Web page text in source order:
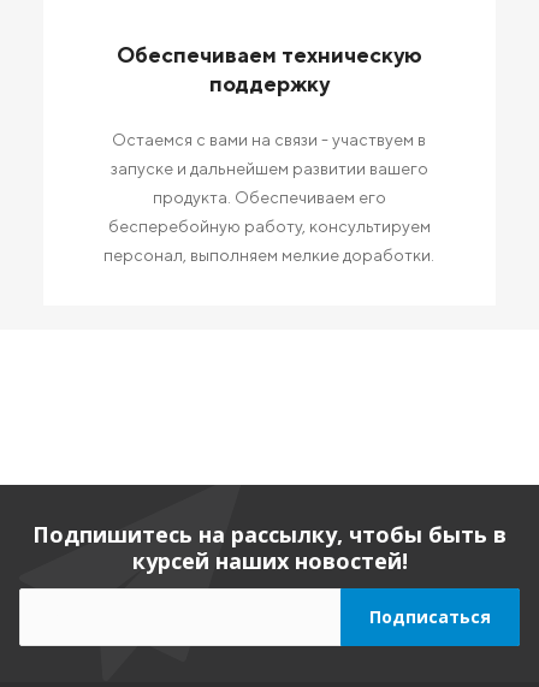
Обеспечиваем техническую
поддержку
Остаемся с вами на связи - участвуем в
запуске и дальнейшем развитии вашего
продукта. Обеспечиваем его
бесперебойную работу, консультируем
персонал, выполняем мелкие доработки.
Подпишитесь на рассылку, чтобы быть в
курсей наших новостей!